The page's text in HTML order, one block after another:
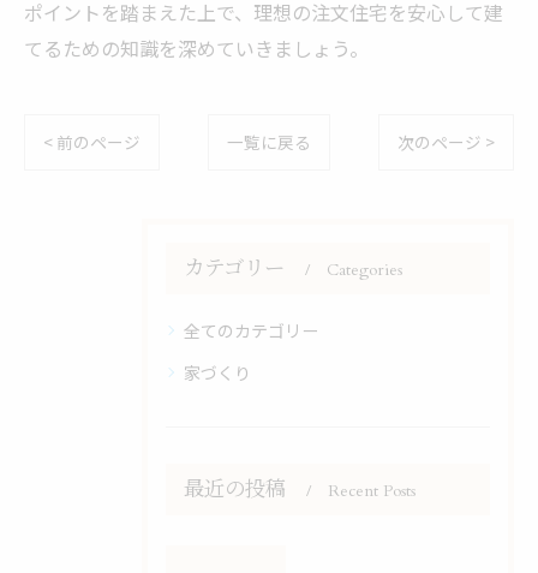
ポイントを踏まえた上で、理想の注文住宅を安心して建
てるための知識を深めていきましょう。
< 前のページ 一覧に戻る 次のページ >
カテゴリー Categories
全てのカテゴリー
家づくり
最近の投稿 Recent Posts